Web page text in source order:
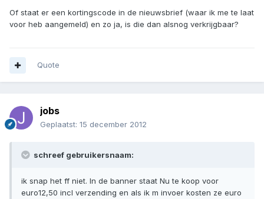
Of staat er een kortingscode in de nieuwsbrief (waar ik me te laat
voor heb aangemeld) en zo ja, is die dan alsnog verkrijgbaar?
Quote
jobs
Geplaatst: 15 december 2012
schreef gebruikersnaam:
ik snap het ff niet. In de banner staat Nu te koop voor
euro12,50 incl verzending en als ik m invoer kosten ze euro